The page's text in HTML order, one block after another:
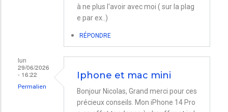
à ne plus l'avoir avec moi ( sur la plag
e par ex..)
RÉPONDRE
lun
29/06/2026
- 16:22
Permalien
Iphone et mac mini
Bonjour Nicolas, Grand merci pour ces
précieux conseils. Mon iPhone 14 Pro